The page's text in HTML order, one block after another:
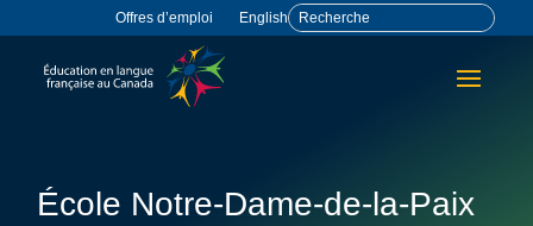
Offres d’emploi English
École Notre-Dame-de-la-Paix